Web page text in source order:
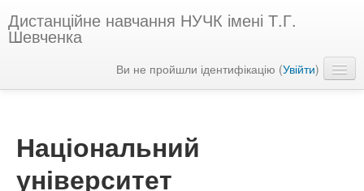
Дистанційне навчання НУЧК імені Т.Г.
Шевченка
Ви не пройшли ідентифікацію (Увійти)
Національний
університет